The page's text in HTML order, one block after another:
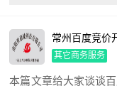
常州百度竞价
运营公司
其它商务服务
本篇文章给大家谈谈